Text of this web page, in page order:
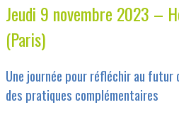
Jeudi 9 novembre 2023 –
(Paris)
Une journée pour réfléchir au futur
des pratiques complémentaires